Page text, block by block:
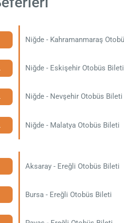
Niğde - Eskişehir Otobüs Bileti
Niğde - Nevşehir Otobüs Bileti
Niğde - Malatya Otobüs Bileti
Aksaray - Ereğli Otobüs Bileti
Bursa - Ereğli Otobüs Bileti